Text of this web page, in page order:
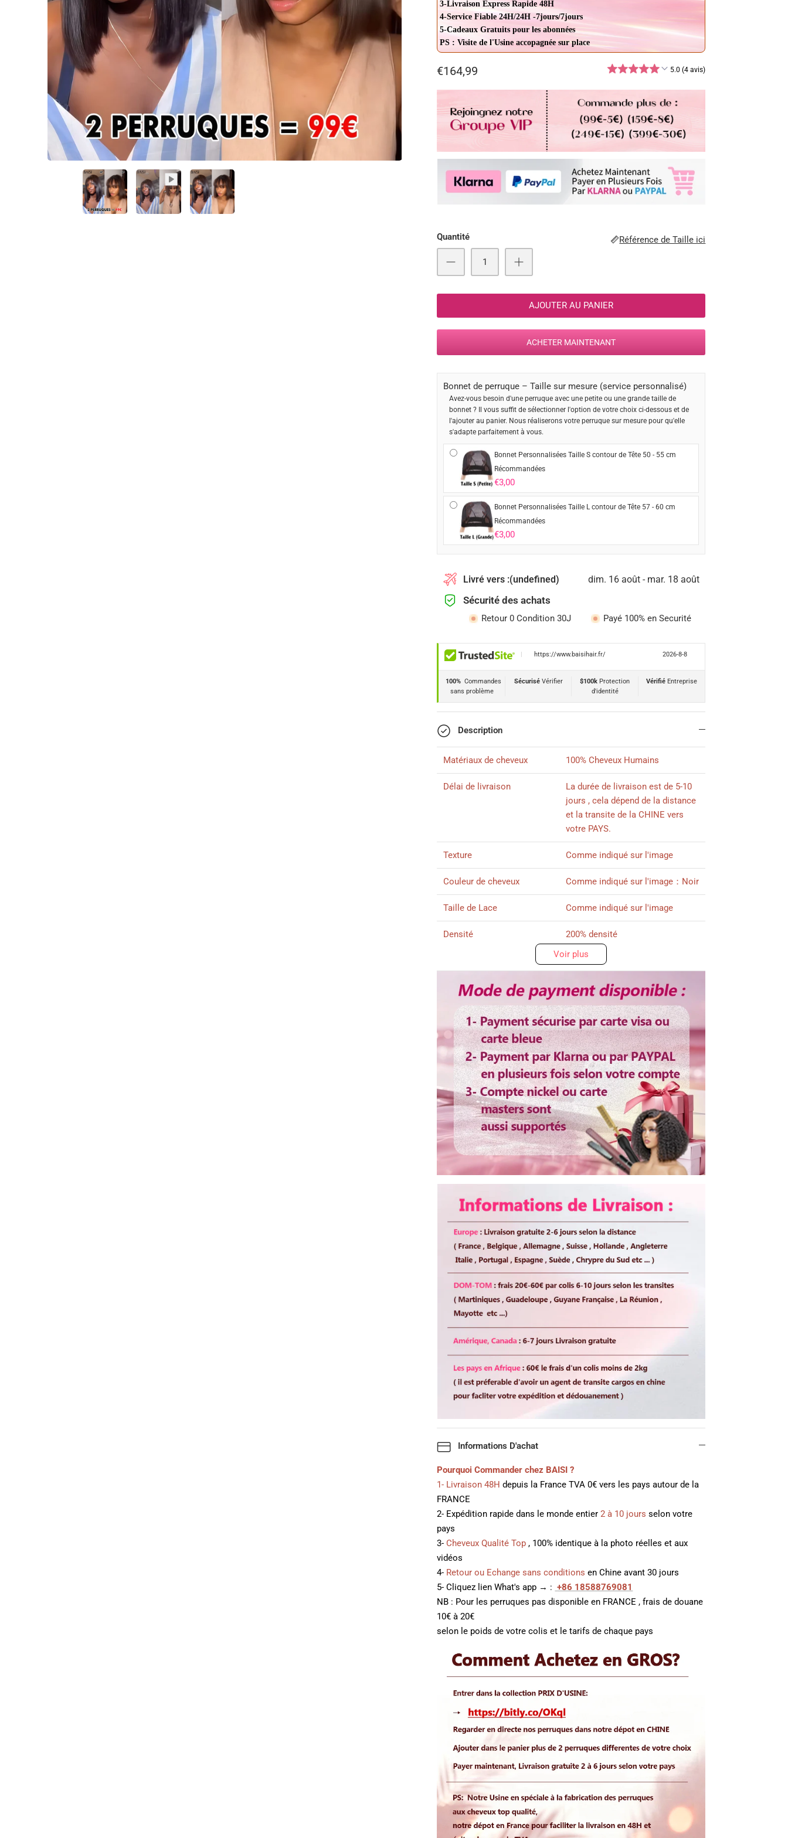
3-Livraison Express Rapide 48H
4-Service Fiable 24H/24H -7jours/7jours
5-Cadeaux Gratuits pour les abonnées
PS : Visite de l'Usine accopagnée sur place
€164,99 5.0 (4 avis)
Quantité Référence de Taille ici
AJOUTER AU PANIER
ACHETER MAINTENANT
Bonnet de perruque – Taille sur mesure (service personnalisé)
Avez-vous besoin d'une perruque avec une petite ou une grande taille de
bonnet ? Il vous suffit de sélectionner l'option de votre choix ci-dessous et de
l'ajouter au panier. Nous réaliserons votre perruque sur mesure pour qu'elle
s'adapte parfaitement à vous.
Bonnet Personnalisées Taille S contour de Tête 50 - 55 cm
Récommandées
€3,00
Bonnet Personnalisées Taille L contour de Tête 57 - 60 cm
Récommandées
€3,00
Livré vers :(undefined) dim. 16 août - mar. 18 août
Sécurité des achats
Retour 0 Condition 30J Payé 100% en Securité
https://www.baisihair.fr/ 2026-8-8
100% Commandes
sans problème
SécuriséVérifier $100k Protection
d'identité
Vérifié Entreprise
Description
Matériaux de cheveux 100% Cheveux Humains
Délai de livraison
La durée de livraison est de 5-10
jours , cela dépend de la distance
et la transite de la CHINE vers
votre PAYS.
Texture Comme indiqué sur l'image
Couleur de cheveux Comme indiqué sur l'image：Noir
Taille de Lace Comme indiqué sur l'image
Densité 200% densité
Comme indiqué sur l'image
Délai d'utilisation Plus de 3 ans
Couleur de dentelle Dentelle transparent
Bandes élastique Ajustable
Colorable ou décolorable Oui
Lisser ou boucler au fer Oui
Voir plus
Informations D'achat
Pourquoi Commander chez BAISI ?
1- Livraison 48H depuis la France TVA 0€ vers les pays autour de la
FRANCE
2- Expédition rapide dans le monde entier 2 à 10 joursselon votre
pays
3- Cheveux Qualité Top, 100% identique à la photo réelles et aux
vidéos
4- Retour ou Echange sans conditionsen Chine avant 30 jours
5- Cliquez lien What's app → : +86 18588769081
NB : Pour les perruques pas disponible en FRANCE , frais de douane
10€ à 20€
selon le poids de votre colis et le tarifs de chaque pays
En 2026 tentez votre Perruque
Gratuite
de la part d'équipe BAISI HAIR FR
Email
Tente ma Chance
Non,Merci ~